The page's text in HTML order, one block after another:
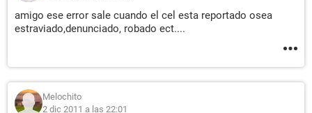
amigo ese error sale cuando el cel esta reportado osea
estraviado,denunciado, robado ect....
Melochito
2 dic 2011 a las 22:01